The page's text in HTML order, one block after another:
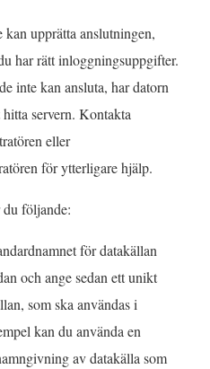
)
kan upprätta anslutningen,
har rätt inloggningsuppgifter.
inte kan ansluta, har datorn
servern. Kontakta
eller
för ytterligare hjälp.
följande:
för datakällan
och ange sedan ett unikt
som ska användas i
kan du använda en
av datakälla som